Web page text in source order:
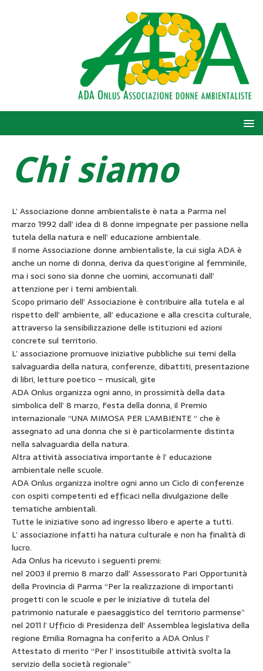
Chi siamo
L’ Associazione donne ambientaliste è nata a Parma nel
marzo 1992 dall’ idea di 8 donne impegnate per passione nella
tutela della natura e nell’ educazione ambientale.
Il nome Associazione donne ambientaliste, la cui sigla ADA è
anche un nome di donna, deriva da quest’origine al femminile,
ma i soci sono sia donne che uomini, accomunati dall’
attenzione per i temi ambientali.
Scopo primario dell’ Associazione è contribuire alla tutela e al
rispetto dell’ ambiente, all’ educazione e alla crescita culturale,
attraverso la sensibilizzazione delle istituzioni ed azioni
concrete sul territorio.
L’ associazione promuove iniziative pubbliche sui temi della
salvaguardia della natura, conferenze, dibattiti, presentazione
di libri, letture poetico – musicali, gite
ADA Onlus organizza ogni anno, in prossimità della data
simbolica dell’ 8 marzo, Festa della donna, il Premio
internazionale “UNA MIMOSA PER L’AMBIENTE “ che è
assegnato ad una donna che si è particolarmente distinta
nella salvaguardia della natura.
Altra attività associativa importante è l’ educazione
ambientale nelle scuole.
ADA Onlus organizza inoltre ogni anno un Ciclo di conferenze
con ospiti competenti ed efficaci nella divulgazione delle
tematiche ambientali.
Tutte le iniziative sono ad ingresso libero e aperte a tutti.
L’ associazione infatti ha natura culturale e non ha finalità di
lucro.
Ada Onlus ha ricevuto i seguenti premi:
nel 2003 il premio 8 marzo dall’ Assessorato Pari Opportunità
della Provincia di Parma “Per la realizzazione di importanti
progetti con le scuole e per le iniziative di tutela del
patrimonio naturale e paesaggistico del territorio parmense”
nel 2011 l’ Ufficio di Presidenza dell’ Assemblea legislativa della
regione Emilia Romagna ha conferito a ADA Onlus l’
Attestato di merito “Per l’ insostituibile attività svolta la
servizio della società regionale”